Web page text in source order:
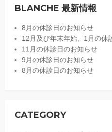
BLANCHE 最新情報
8月の休診日のお知らせ
12月及び年末年始、1月の休
11月の休診日のお知らせ
9月の休診日のお知らせ
8月の休診日のお知らせ
CATEGORY